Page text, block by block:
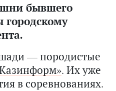
бывшего
городскому
— породистые
. Их уже
в соревнованиях.